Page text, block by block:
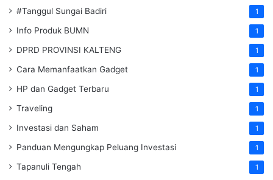
#Tanggul Sungai Badiri 1
Info Produk BUMN 1
DPRD PROVINSI KALTENG 1
Cara Memanfaatkan Gadget 1
HP dan Gadget Terbaru 1
Traveling 1
Investasi dan Saham 1
Panduan Mengungkap Peluang Investasi 1
Tapanuli Tengah 1